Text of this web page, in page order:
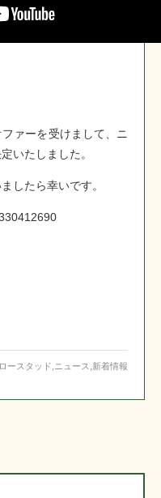
ァーを受けまして、ニ
いたしました。
したら幸いです。
ースタッド ニュース 新着情報